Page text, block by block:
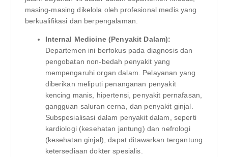
masing-masing dikelola oleh profesional medis yang
berkualifikasi dan berpengalaman.
Internal Medicine (Penyakit Dalam):
Departemen ini berfokus pada diagnosis dan
pengobatan non-bedah penyakit yang
mempengaruhi organ dalam. Pelayanan yang
diberikan meliputi penanganan penyakit
kencing manis, hipertensi, penyakit pernafasan,
gangguan saluran cerna, dan penyakit ginjal.
Subspesialisasi dalam penyakit dalam, seperti
kardiologi (kesehatan jantung) dan nefrologi
(kesehatan ginjal), dapat ditawarkan tergantung
ketersediaan dokter spesialis.